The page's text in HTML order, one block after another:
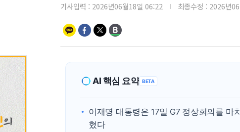
기사입력 : 2026년06월18일 06:22 최종수정 : 2026년
AI 핵심 요약 BETA
이재명 대통령은 17일 G7 정상회의를
혔다